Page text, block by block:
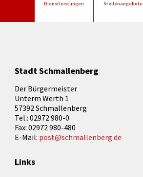
Dienstleistungen Stellenangebote
Stadt Schmallenberg
Der Bürgermeister
Unterm Werth 1
57392 Schmallenberg
Tel.: 02972 980-0
Fax: 02972 980-480
E-Mail: post@schmallenberg.de
Links